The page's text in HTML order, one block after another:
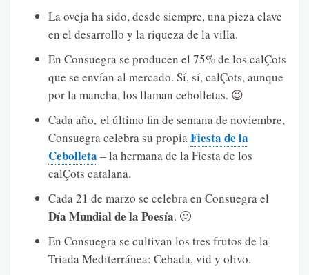
La oveja ha sido, desde siempre, una pieza clave
en el desarrollo y la riqueza de la villa.
En Consuegra se producen el 75% de los calÇots
que se envían al mercado. Sí, sí, calÇots, aunque
por la mancha, los llaman cebolletas. 😉
Cada año, el último fin de semana de noviembre,
Consuegra celebra su propiaFiesta de la
Cebolleta – la hermana de la Fiesta de los
calÇots catalana.
Cada 21 de marzo se celebra en Consuegra el
Día Mundial de la Poesía. 🙂
En Consuegra se cultivan los tres frutos de la
Triada Mediterránea: Cebada, vid y olivo.